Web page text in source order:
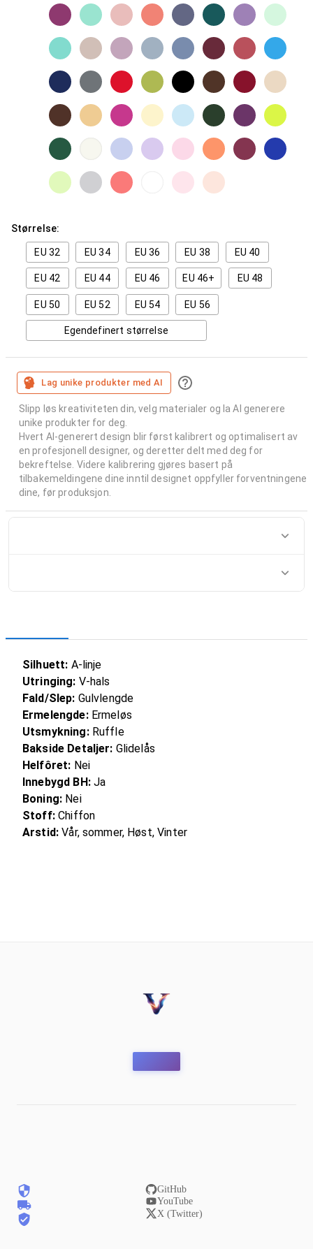
Størrelse:
EU 32 EU 34 EU 36 EU 38 EU 40
EU 42 EU 44 EU 46 EU 46+ EU 48
EU 50 EU 52 EU 54 EU 56
Egendefinert størrelse
Lag unike produkter med AI
Slipp løs kreativiteten din, velg materialer og la AI generere
unike produkter for deg.
Hvert AI-generert design blir først kalibrert og optimalisert av
en profesjonell designer, og deretter delt med deg for
bekreftelse. Videre kalibrering gjøres basert på
tilbakemeldingene dine inntil designet oppfyller forventningene
dine, før produksjon.
Silhuett: A-linje
Utringing: V-hals
Fald/Slep: Gulvlengde
Ermelengde:Ermeløs
Utsmykning:Ruffle
Bakside Detaljer: Glidelås
Helfôret: Nei
Innebygd BH:Ja
Boning: Nei
Stoff:Chiffon
Arstid: Vår, sommer, Høst, Vinter
GitHub
YouTube
X (Twitter)